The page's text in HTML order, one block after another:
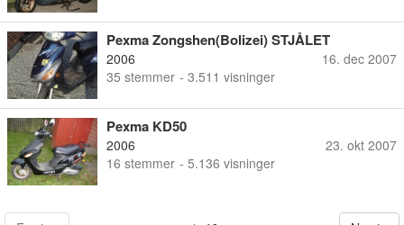
Pexma Zongshen(Bolizei) STJÅLET
2006
35 stemmer - 3.511 visninger
16. dec 2007
Pexma KD50
2006
16 stemmer - 5.136 visninger
23. okt 2007